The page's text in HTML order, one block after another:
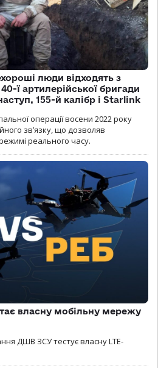
люди відходять з
ї артилерійської бригади
155-й калібр і Starlink
операції восени 2022 року
зв’язку, що дозволяв
реального часу.
власну мобільну мережу
ДШВ ЗСУ тестує власну LTE-